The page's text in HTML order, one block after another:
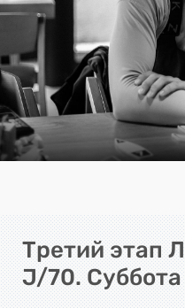
Третий этап
J/70. Суббота